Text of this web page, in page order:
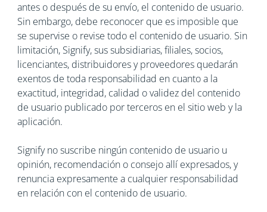
antes o después de su envío, el contenido de usuario.
Sin embargo, debe reconocer que es imposible que
se supervise o revise todo el contenido de usuario. Sin
limitación, Signify, sus subsidiarias, filiales, socios,
licenciantes, distribuidores y proveedores quedarán
exentos de toda responsabilidad en cuanto a la
exactitud, integridad, calidad o validez del contenido
de usuario publicado por terceros en el sitio web y la
aplicación.
Signify no suscribe ningún contenido de usuario u
opinión, recomendación o consejo allí expresados, y
renuncia expresamente a cualquier responsabilidad
en relación con el contenido de usuario.